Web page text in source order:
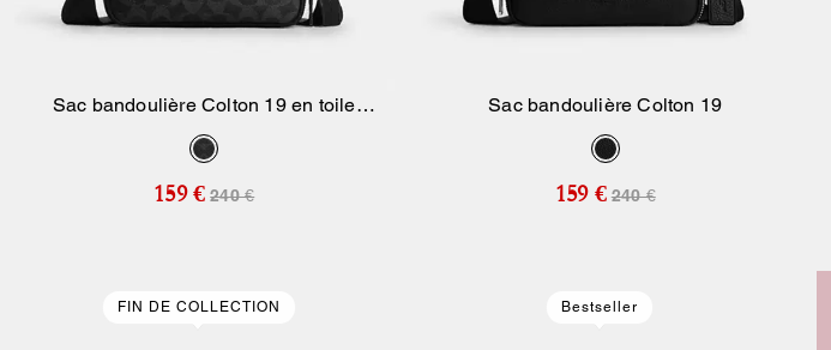
Sac bandoulière Colton 19 en toile
Signature
159 € 240 €
Sac bandoulière Colton 19
159 € 240 €
FIN DE COLLECTION Bestseller